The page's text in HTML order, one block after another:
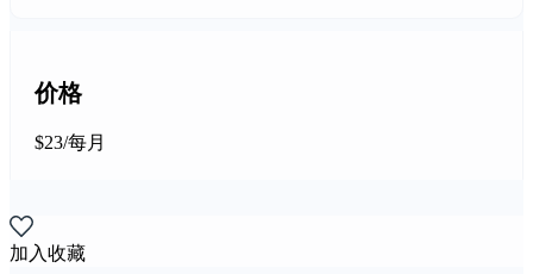
价格
$23/每月
加入收藏